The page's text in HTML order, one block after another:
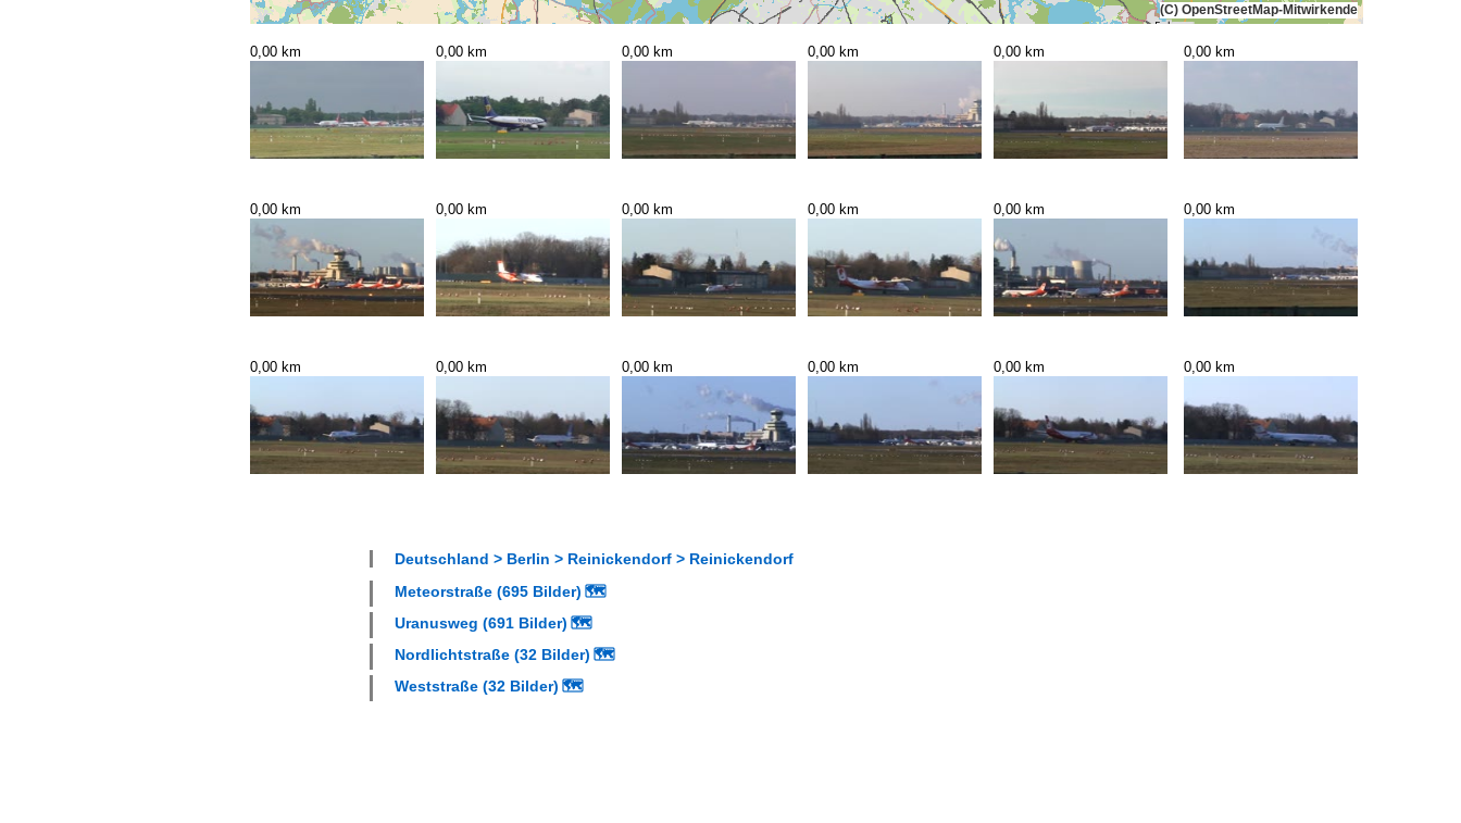
(C) OpenStreetMap-Mitwirkende
0,00 km 0,00 km 0,00 km 0,00 km 0,00 km 0,00 km
0,00 km 0,00 km 0,00 km 0,00 km 0,00 km 0,00 km
0,00 km 0,00 km 0,00 km 0,00 km 0,00 km 0,00 km
Deutschland > Berlin > Reinickendorf > Reinickendorf
Meteorstraße (695 Bilder) 🗺
Uranusweg (691 Bilder) 🗺
Nordlichtstraße (32 Bilder) 🗺
Weststraße (32 Bilder) 🗺